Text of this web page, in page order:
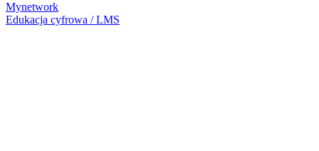
Mynetwork
Edukacja cyfrowa / LMS